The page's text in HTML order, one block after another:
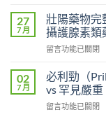
比
較：
收
度、
方
便
統
錠
劑
的
異
比
Kamagra
級
犀
利
士
效
他
27
7 月
壯陽藥物完
攝護腺素類
在
陽
藥
物
完
留言功能已關閉
02
7 月
必利勁（
vs 罕見嚴
在
留言功能已關閉